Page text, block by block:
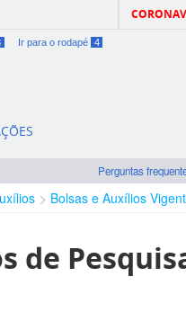
Ir para o rodapé 4
Perguntas
Bolsas e Auxílios
de